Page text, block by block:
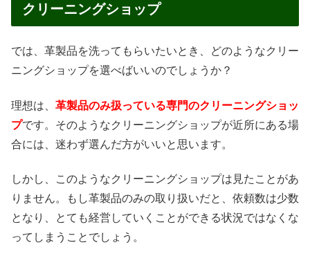
クリーニングショップ
では、革製品を洗ってもらいたいとき、どのようなクリー
ニングショップを選べばいいのでしょうか？
理想は、 革製品のみ扱っている専門のクリーニングショッ
プです。そのようなクリーニングショップが近所にある場
合には、迷わず選んだ方がいいと思います。
しかし、このようなクリーニングショップは見たことがあ
りません。もし革製品のみの取り扱いだと、依頼数は少数
となり、とても経営していくことができる状況ではなくな
ってしまうことでしょう。